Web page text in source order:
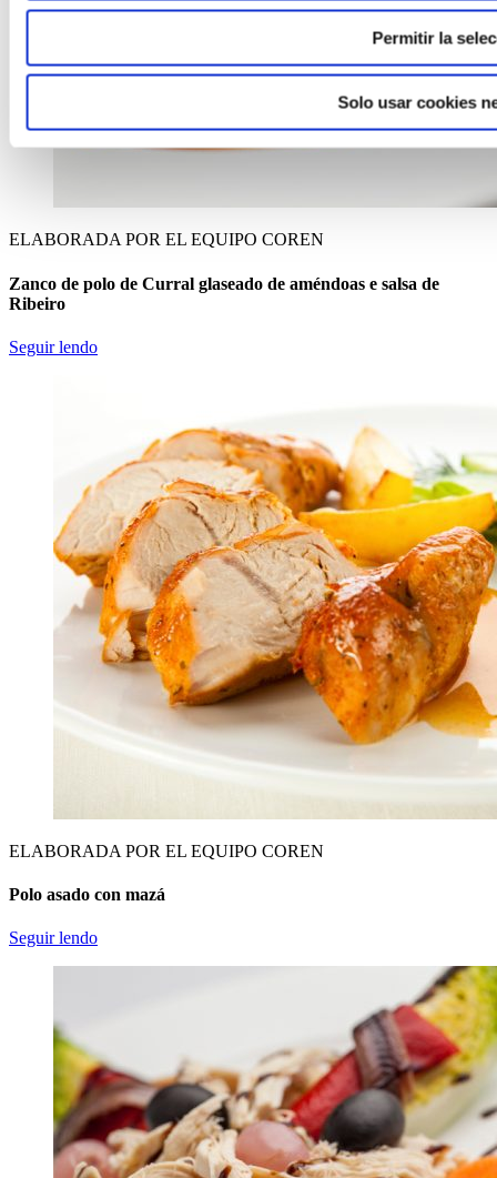
Permitir la
Solo usar cookies
ELABORADA POR EL EQUIPO COREN
Zanco de polo de Curral glaseado de améndoas e salsa de
Ribeiro
Seguir lendo
ELABORADA POR EL EQUIPO COREN
Polo asado con mazá
Seguir lendo